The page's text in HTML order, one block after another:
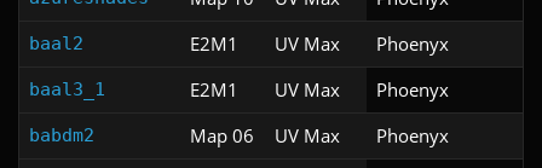
baal2 E2M1 UV Max Phoenyx
baal3_1 E2M1 UV Max Phoenyx
babdm2 Map 06 UV Max Phoenyx